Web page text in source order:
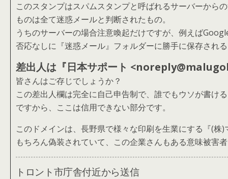
このスタンプはスパムスタンプと呼ばれるサーバーから
ものは全て迷惑メールと判断されたもの。
うちのサーバーの場合注意喚起だけですが、例えば
否応なしに『迷惑メール』フォルダーに勝手に保存され
差出人は 『日本サポート
皆さんはご存じでしょうか？
この差出人欄は完全に自己申告制で、誰でもウソが書け
ですから、ここは信用できない部分です。
このドメインは、長野県で様々な印刷を生業にする『(株
もちろん偽装されていて、この企業さんもある意味被害
トロント市庁舎付近から送信